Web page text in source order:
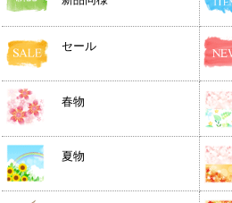
セール
春物
夏物